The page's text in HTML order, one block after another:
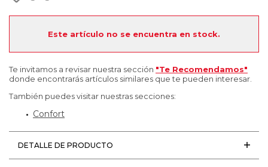
Este artículo no se encuentra en stock.
Te invitamos a revisar nuestra sección "Te Recomendamos"
donde encontrarás artículos similares que te pueden interesar.
También puedes visitar nuestras secciones:
Confort
DETALLE DE PRODUCTO